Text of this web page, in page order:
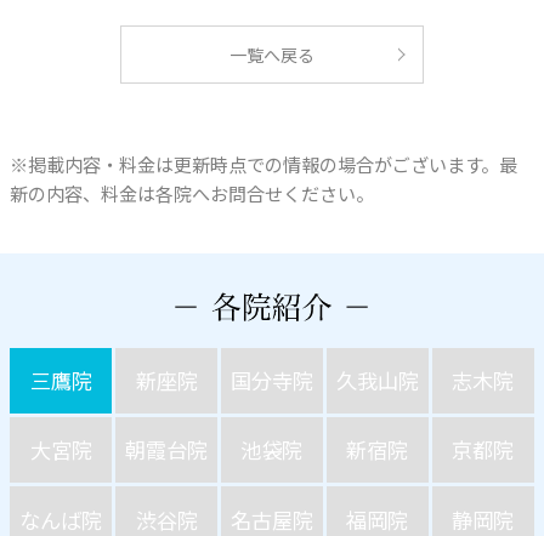
一覧へ戻る
※掲載内容・料金は更新時点での情報の場合がございます。最
新の内容、料金は各院へお問合せください。
三鷹院 新座院 国分寺院 久我山院 志木院
大宮院 朝霞台院 池袋院 新宿院 京都院
なんば院 渋谷院 名古屋院 福岡院 静岡院